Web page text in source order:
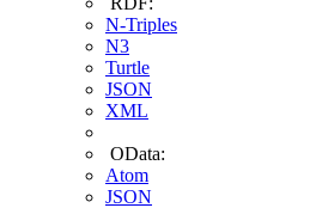
N-Triples
N3
Turtle
JSON
XML
OData:
Atom
JSON